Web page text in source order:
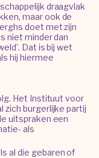
draagvlak
maar ook de
doet met zijn
niet minder dan
Dat is bij wet
hij hiermee
Het Instituut voor
zich burgerlijke partij
uitspraken een
als
al die gebaren of